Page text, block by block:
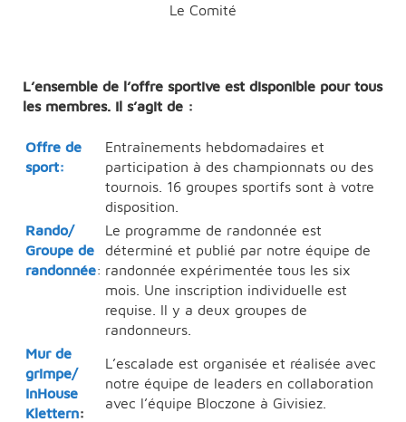
Le Comité
L’ensemble de l’offre sportive est disponible pour tous
les membres. Il s’agit de :
Offre de
sport:
Entraînements hebdomadaires et
participation à des championnats ou des
tournois. 16 groupes sportifs sont à votre
disposition.
Rando/
Groupe de
randonnée:
Le programme de randonnée est
déterminé et publié par notre équipe de
randonnée expérimentée tous les six
mois. Une inscription individuelle est
requise. Il y a deux groupes de
randonneurs.
Mur de
grimpe/
InHouse
Klettern:
L’escalade est organisée et réalisée avec
notre équipe de leaders en collaboration
avec l’équipe Bloczone à Givisiez.